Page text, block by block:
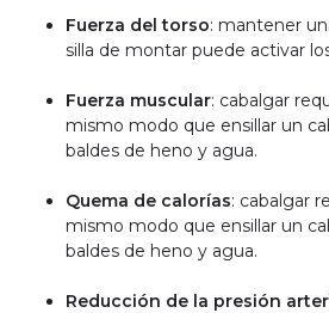
Fuerza del torso: mantener
silla de montar puede activar
Fuerza muscular: cabalgar
mismo modo que ensillar un
baldes de heno y agua.
Quema de calorías: cabalgar
mismo modo que ensillar un
baldes de heno y agua.
Reducción de la presión